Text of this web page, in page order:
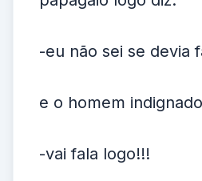
-eu não sei se devia
e o homem
-vai fala logo!!!